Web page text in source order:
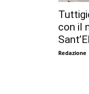
con il
Redazione